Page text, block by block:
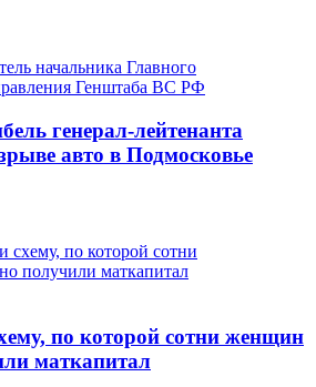
генерал-лейтенанта
авто в Подмосковье
по которой сотни женщин
маткапитал